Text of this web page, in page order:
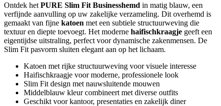
Ontdek het PURE Slim Fit Businesshemd in matig blauw, een
verfijnde aanvulling op uw zakelijke verzameling. Dit overhemd is
gemaakt van fijne katoen met een subtiele structuurweving die
textuur en diepte toevoegt. Het moderne haifischkraagje geeft een
eigentijdse uitstraling, perfect voor dynamische zakenmensen. De
Slim Fit pasvorm sluiten elegant aan op het lichaam.
Katoen met rijke structuurweving voor visuele interesse
Haifischkraagje voor moderne, professionele look
Slim Fit design met nauwsluitende mouwen
Middelblauw kleur combineert met diverse outfits
Geschikt voor kantoor, presentaties en zakelijk diner